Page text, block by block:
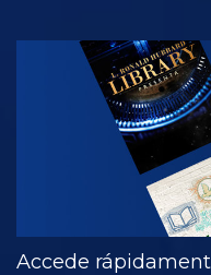
VE
Accede